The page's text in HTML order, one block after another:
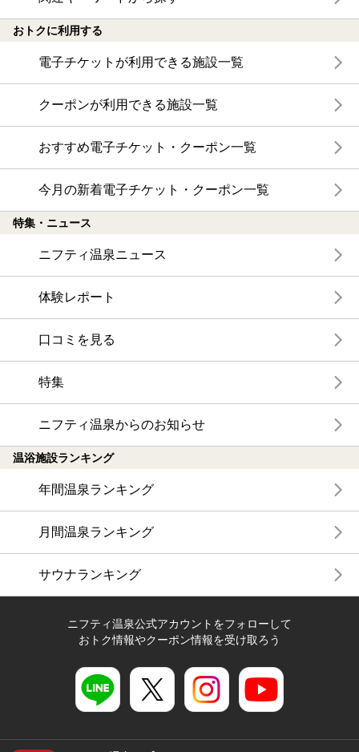
エリアから探す
地図から探す
特徴から探す
温泉地から探す
電子チケットが利用できる施設一覧
クーポンが利用できる施設一覧
おすすめ電子チケット・クーポン一覧
今月の新着電子チケット・クーポン一覧
特集・ニュース
ニフティ温泉ニュース
体験レポート
口コミを見る
温浴施設ランキング